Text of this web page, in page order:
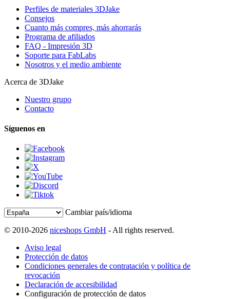
Perfiles de materiales 3DJake
Consejos
Cuanto más compres, más ahorrarás
Programa de afiliados
FAQ - Impresión 3D
Soporte para FabLabs
Nosotros y el medio ambiente
Acerca de 3DJake
Nuestro grupo
Contacto
Síguenos en
Cambiar país/idioma
© 2010-2026 niceshops GmbH - All rights reserved.
Aviso legal
Protección de datos
Condiciones generales de contratación y política de
revocación
Declaración de accesibilidad
Configuración de protección de datos